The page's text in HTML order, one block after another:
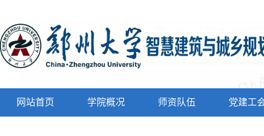
网站首页 学院概况 师资队伍 党建工